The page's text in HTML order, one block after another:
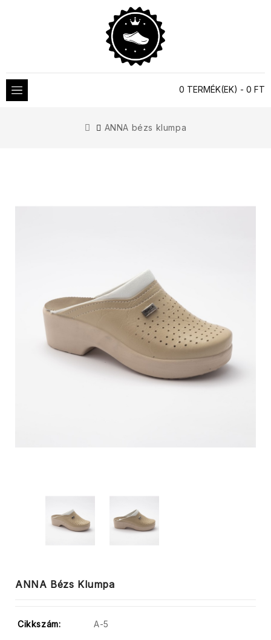
0 TERMÉK(EK) - 0 FT
ANNA bézs klumpa
ANNA Bézs Klumpa
Cikkszám: A-5